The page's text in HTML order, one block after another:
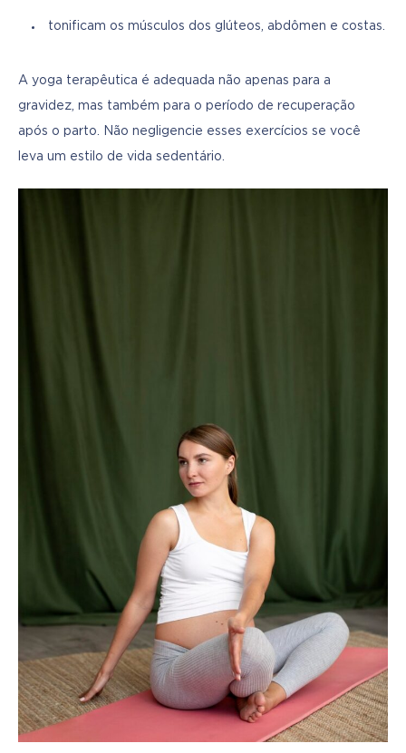
tonificam os músculos dos glúteos, abdômen e costas.
A yoga terapêutica é adequada não apenas para a
gravidez, mas também para o período de recuperação
após o parto. Não negligencie esses exercícios se você
leva um estilo de vida sedentário.